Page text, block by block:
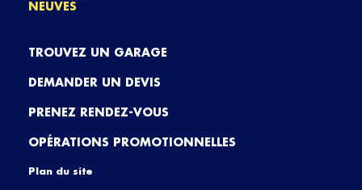
NEUVES
TROUVEZ UN GARAGE
DEMANDER UN DEVIS
PRENEZ RENDEZ-VOUS
OPÉRATIONS PROMOTIONNELLES
Plan du site